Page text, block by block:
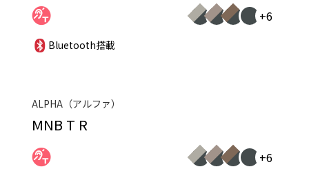
+6
Bluetooth搭載
ALPHA（アルファ）
MNB T R
+6